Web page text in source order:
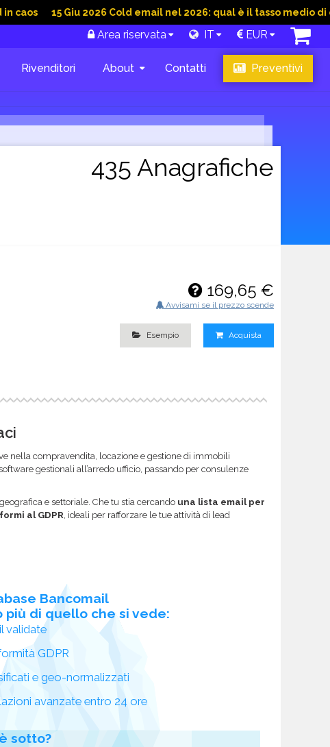
15 Giu 2026 Cold email nel 2026: qual è il tasso medio di
Area riservata IT EUR
Rivenditori About Contatti Preventivi
435 Anagrafiche
169,65 €
Avvisami se il prezzo scende
Esempio Acquista
nella compravendita, locazione e gestione di immobili
gestionali all’arredo ufficio, passando per consulenze
e settoriale. Che tu stia cercando una lista email per
al GDPR , ideali per rafforzare le tue attività di lead
Bancomail
più di quello che si vede:
validate
GDPR
e geo-normalizzati
avanzate entro 24 ore
sotto?